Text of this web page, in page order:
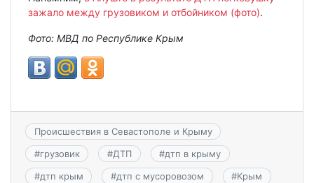
зажало между грузовиком и отбойником (фото).
Фото: МВД по Республике Крым
Происшествия в Севастополе и Крыму
#грузовик #ДТП #дтп в крыму
#дтп крым #дтп с мусоровозом #Крым